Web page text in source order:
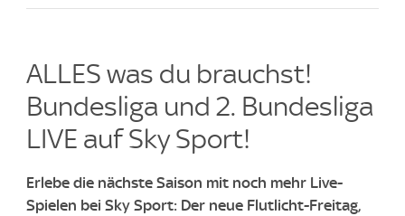
ALLES was du brauchst!
Bundesliga und 2. Bundesliga
LIVE auf Sky Sport!​
Erlebe die nächste Saison mit noch mehr Live-
Spielen bei Sky Sport: Der neue Flutlicht-Freitag,